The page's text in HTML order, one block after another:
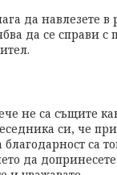
да навлезете в
да се справи с
не са същите
си, че
са
да